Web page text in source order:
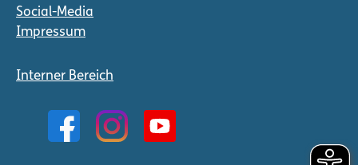
Social-Media
Impressum
Interner Bereich